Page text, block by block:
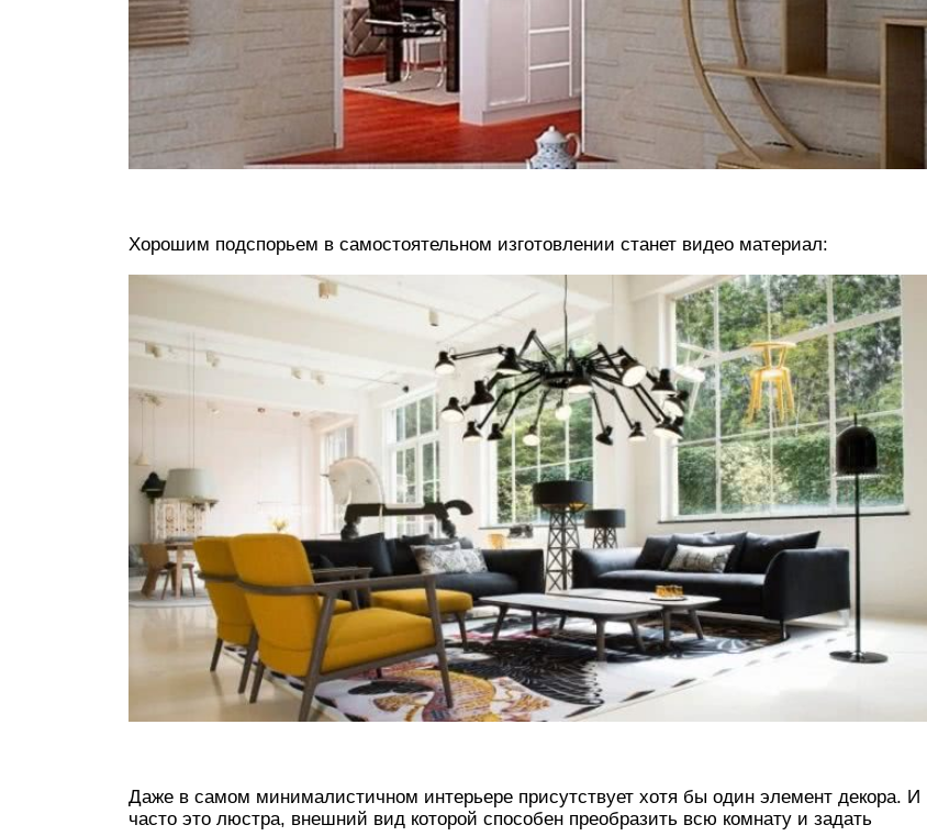
Хорошим подспорьем в самостоятельном изготовлении станет видео материал:
Даже в самом минималистичном интерьере присутствует хотя бы один элемент декора. И
часто это люстра, внешний вид которой способен преобразить всю комнату и задать